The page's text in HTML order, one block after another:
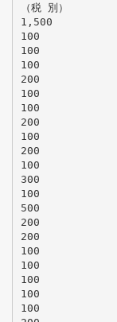
（税 別）
1,500
100
100
100
200
100
100
200
100
200
100
300
100
500
200
200
100
100
100
100
100